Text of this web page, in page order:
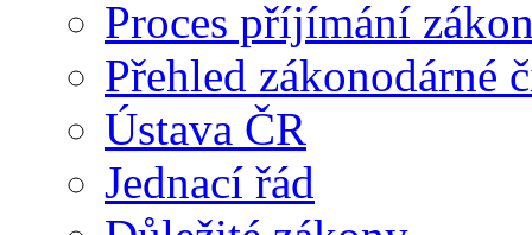
Proces příjímání
Přehled zákonodárné
Ústava ČR
Jednací řád